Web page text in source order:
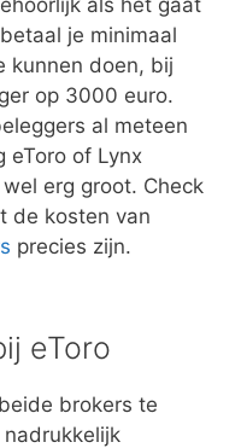
als het gaat
je minimaal
kunnen doen, bij
op 3000 euro.
al meteen
eToro of Lynx
erg groot. Check
de kosten van
precies zijn.
eToro
brokers te